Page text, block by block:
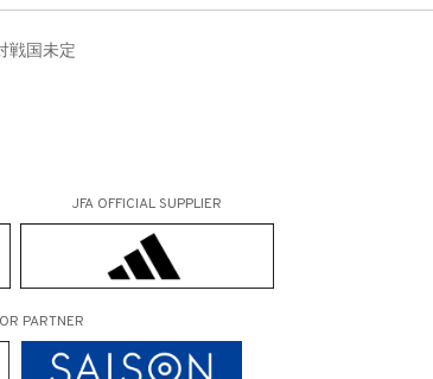
戦国未定
JFA OFFICIAL SUPPLIER
PARTNER